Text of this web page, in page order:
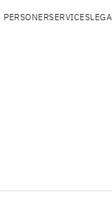
PERSONERSERVICES